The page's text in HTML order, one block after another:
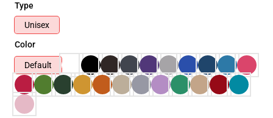
Type
Unisex
Color
Default